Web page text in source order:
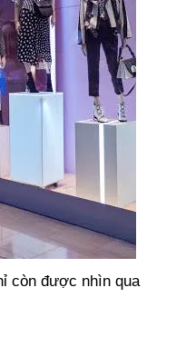
còn được nhìn qua